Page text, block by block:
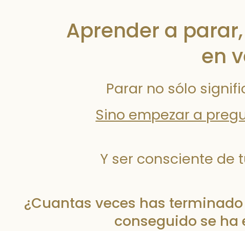
Aprender a
en
Parar no sólo
Sino empezar a
Y ser consciente de
¿Cuantas veces has
conseguido se ha